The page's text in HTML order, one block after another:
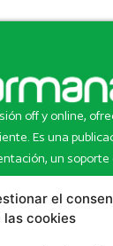
el
las cookies
off y online,
Es una
un